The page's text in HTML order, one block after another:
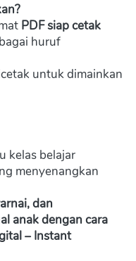
PDF siap cetak
huruf
untuk dimainkan
kelas belajar
menyenangkan
dan
anak dengan cara
– Instant